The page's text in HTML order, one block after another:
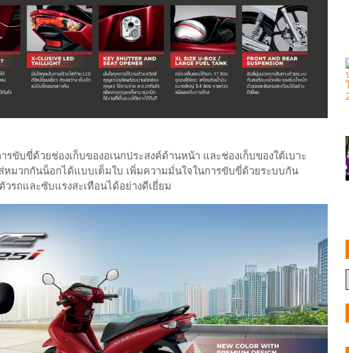
รขับขี่ด้วยช่องเก็บของอเนกประสงค์ด้านหน้า และช่องเก็บของใต้เบาะ
หมวกกันน็อกได้แบบเต็มใบ เพิ่มความมั่นใจในการขับขี่ด้วยระบบกัน
รถและซับแรงสะเทือนได้อย่างดีเยี่ยม